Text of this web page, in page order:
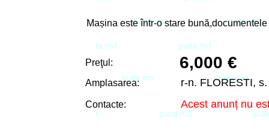
Mașina este într-o stare
Preţul: 6,000 €
Amplasarea: r-n. FLORESTI,
Contacte: Acest anunț nu